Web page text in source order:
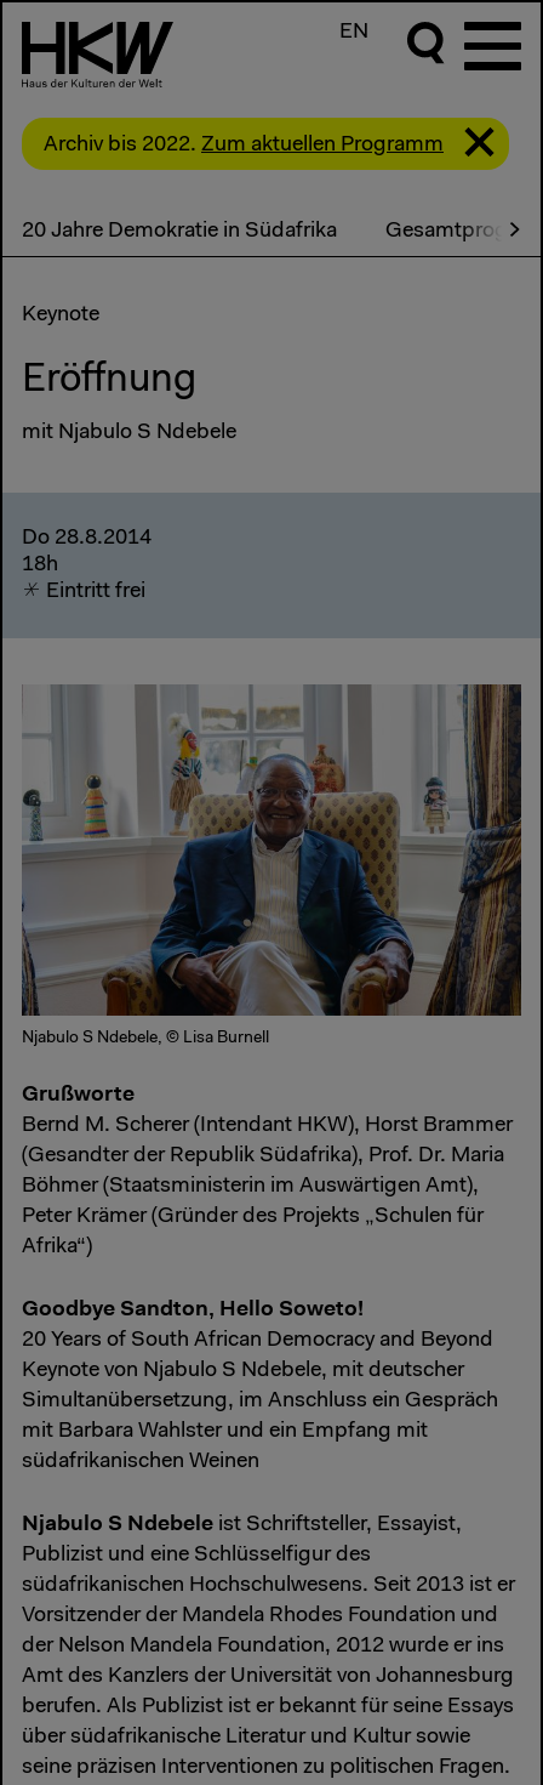
EN
Archiv bis 2022. Zum aktuellen Programm
20 Jahre Demokratie in Südafrika
Keynote
Eröffnung
mit Njabulo S Ndebele
Do 28.8.2014
18h
Eintritt frei
Njabulo S Ndebele, © Lisa Burnell
Grußworte
Bernd M. Scherer (Intendant HKW), Horst Brammer
(Gesandter der Republik Südafrika), Prof. Dr. Maria
Böhmer (Staatsministerin im Auswärtigen Amt),
Peter Krämer (Gründer des Projekts „Schulen für
Afrika“)
Goodbye Sandton, Hello Soweto!
20 Years of South African Democracy and Beyond
Keynote von Njabulo S Ndebele, mit deutscher
Simultanübersetzung, im Anschluss ein Gespräch
mit Barbara Wahlster und ein Empfang mit
südafrikanischen Weinen
Njabulo S Ndebele ist Schriftsteller, Essayist,
Publizist und eine Schlüsselfigur des
südafrikanischen Hochschulwesens. Seit 2013 ist er
Vorsitzender der Mandela Rhodes Foundation und
der Nelson Mandela Foundation, 2012 wurde er ins
Amt des Kanzlers der Universität von Johannesburg
berufen. Als Publizist ist er bekannt für seine Essays
über südafrikanische Literatur und Kultur sowie
seine präzisen Interventionen zu politischen Fragen.